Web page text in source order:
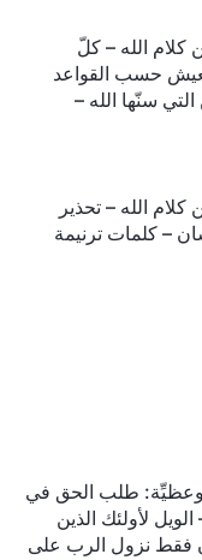
كلام الله – كلّ
حسب القواعد
التي سنّها الله –
كلام الله – تحذير
– كلمات ترنيمة
طلب الحق في
الويل لأولئك الذين
فقط نزول الرب على